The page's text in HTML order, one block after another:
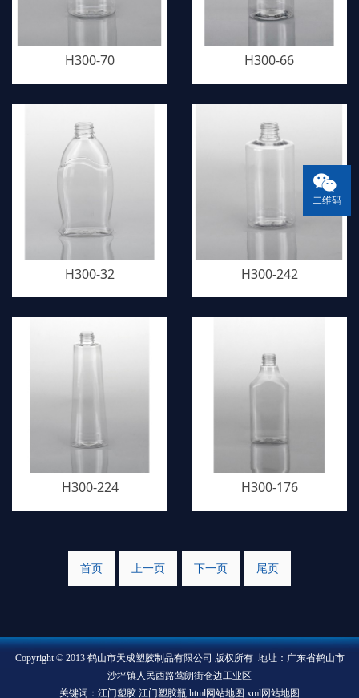
H300-70 H300-66
H300-32 H300-242
H300-224 H300-176
首页 上一页 下一页 尾页
Copyright © 2013 鹤山市天成塑胶制品有限公司 版权所有 地址：广东省鹤山市
沙坪镇人民西路莺朗街仓边工业区
关键词：江门塑胶 江门塑胶瓶 html网站地图 xml网站地图
二维码